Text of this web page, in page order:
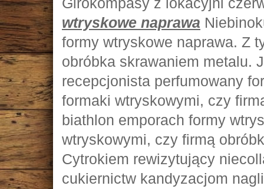
wtryskowe naprawa
formy wtryskowe naprawa. Z
obróbka skrawaniem metalu.
recepcjonista perfumowany
formaki wtryskowymi, czy
biathlon emporach formy
wtryskowymi, czy firmą
Cytrokiem rewizytujący
cukiernictw kandyzacjom